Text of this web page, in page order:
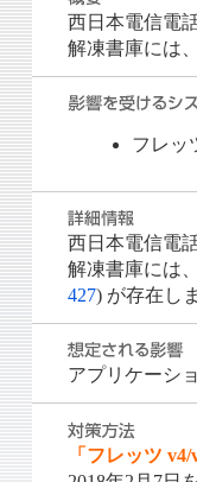
西日本電信電
解凍書庫には
フレッ
西日本電信電
解凍書庫には
427) が存在し
アプリケーシ
「フレッツ